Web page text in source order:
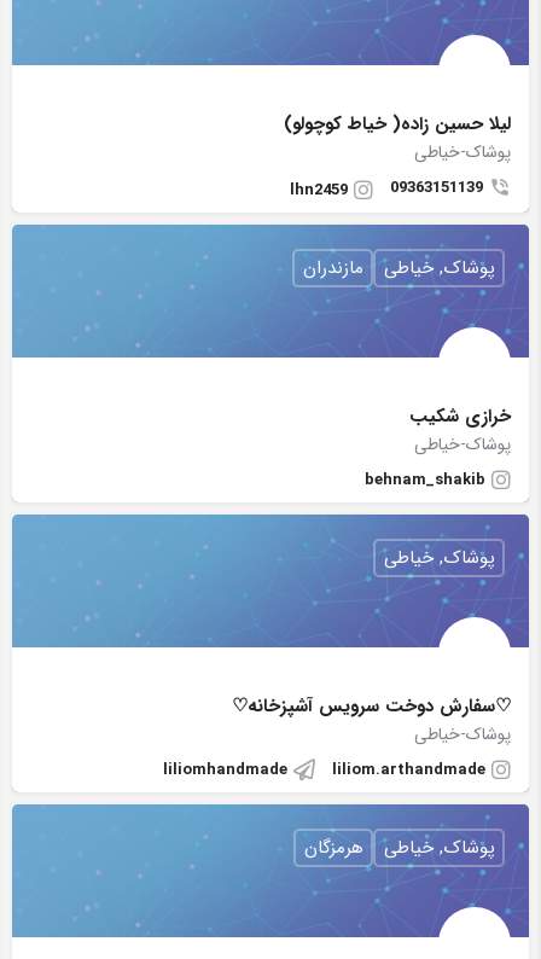
لیلا حسین زاده( خیاط کوچولو)
پوشاک-خیاطی
09363151139
lhn2459
خرازی شکیب
پوشاک-خیاطی
behnam_shakib
پوشاک, خیاطی مازندران
♡سفارش دوخت سرویس آشپزخانه♡
پوشاک-خیاطی
liliom.arthandmade
liliomhandmade
پوشاک, خیاطی
پوشاک, خیاطی هرمزگان